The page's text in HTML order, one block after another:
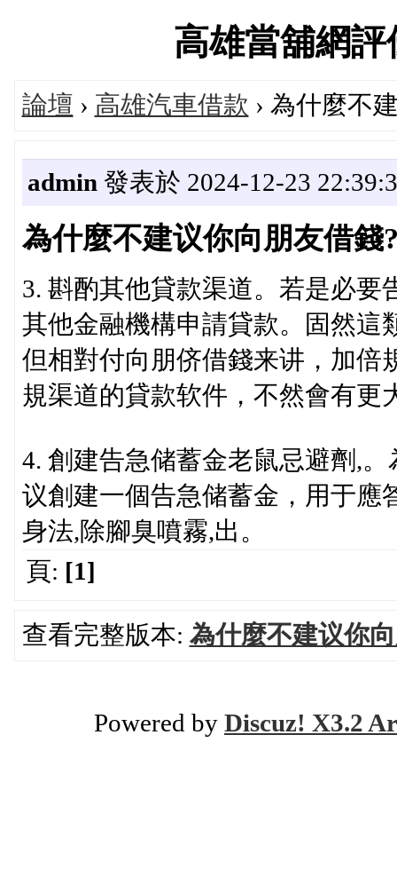
高雄當舖網
論壇 › 高雄汽車借款 › 為什麼不
admin 發表於 2024-12-23
為什麼不建议你向朋友借錢
3. 斟酌其他貸款渠道。若是必
其他金融機構申請貸款。固然這
但相對付向朋侪借錢来讲，加倍
規渠道的貸款软件，不然會有更
4. 創建告急储蓄金老鼠忌避劑,
议創建一個告急储蓄金，用于應
身法,除腳臭噴霧,出。
頁: [1]
查看完整版本: 為什麼不建议你
Powered by Discuz! X3.2